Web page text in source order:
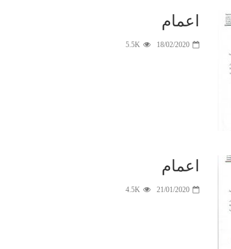
اعمام
18/02/2020
5.5K
اعمام
21/01/2020
4.5K